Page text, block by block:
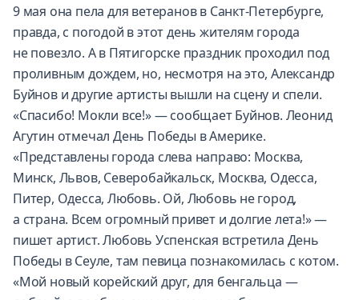
9 мая она пела для ветеранов в Санкт-Петербурге,
правда, с погодой в этот день жителям города
не повезло. А в Пятигорске праздник проходил под
проливным дождем, но, несмотря на это, Александр
Буйнов и другие артисты вышли на сцену и спели.
«Спасибо! Мокли все!» — сообщает Буйнов. Леонид
Агутин отмечал День Победы в Америке.
«Представлены города слева направо: Москва,
Минск, Львов, Северобайкальск, Москва, Одесса,
Питер, Одесса, Любовь. Ой, Любовь не город,
а страна. Всем огромный привет и долгие лета!» —
пишет артист. Любовь Успенская встретила День
Победы в Сеуле, там певица познакомилась с котом.
«Мой новый корейский друг, для бенгальца —